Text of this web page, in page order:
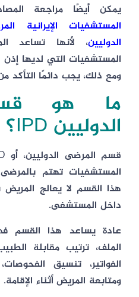
يمكن أيضًا مراجعة
المستشفيات الإيرانية
الدوليين، لأنها تساعد
المستشفيات التي لديها إذن
ومع ذلك، يجب دائمًا التأكد
ما هو
الدوليين IPD؟
المستشفيات تهتم
هذا القسم لا يعالج
داخل المستشفى.
عادة يساعد هذا القسم
الملف، ترتيب مقابلة
الفواتير، تنسيق
ومتابعة المريض أثناء الإقامة.